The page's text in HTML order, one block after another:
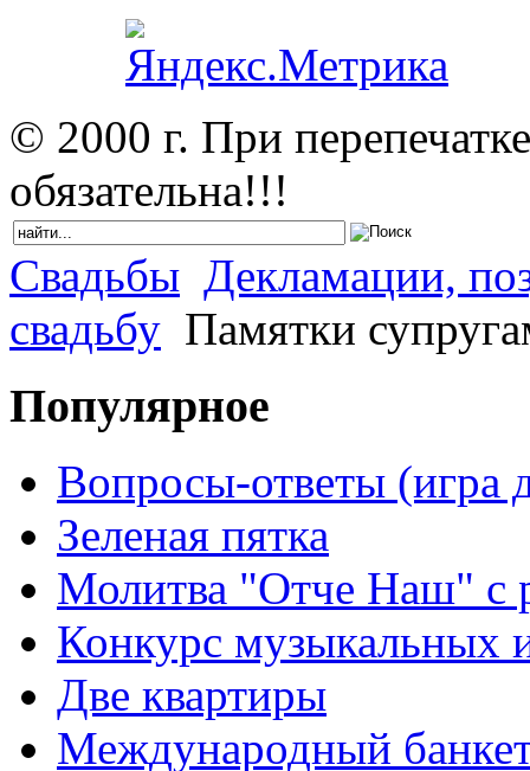
© 2000 г. При
обязательна!!!
Свадьбы Декламации,
свадьбу Памятки
Популярное
Вопросы-ответы (игра
Зеленая пятка
Молитва "Отче Наш" с
Конкурс музыкальных
Две квартиры
Международный